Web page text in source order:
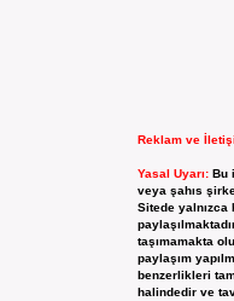
Reklam ve
Yasal Uyarı: Bu
veya şahıs
Sitede yalnızca
taşımamakta
paylaşım
benzerlikleri
halindedir ve